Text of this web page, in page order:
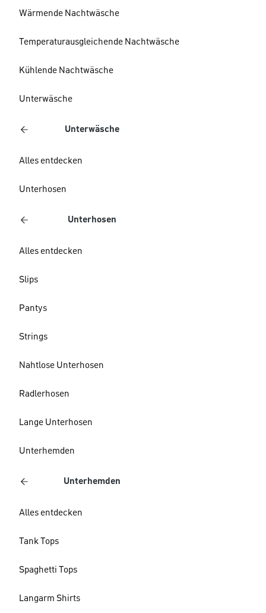
Wärmende Nachtwäsche
Temperaturausgleichende Nachtwäsche
Kühlende Nachtwäsche
Unterwäsche
Unterwäsche
Alles entdecken
Unterhosen
Unterhosen
Alles entdecken
Slips
Pantys
Strings
Nahtlose Unterhosen
Radlerhosen
Lange Unterhosen
Unterhemden
Unterhemden
Alles entdecken
Tank Tops
Spaghetti Tops
Langarm Shirts